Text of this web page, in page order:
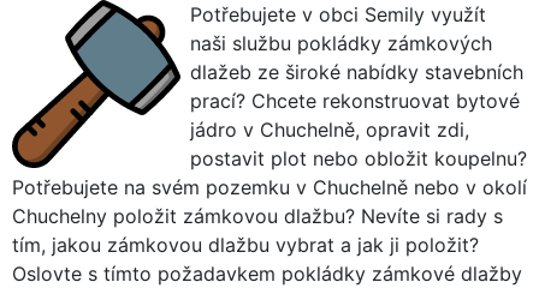
Potřebujete v obci Semily využít
naši službu pokládky zámkových
dlažeb ze široké nabídky stavebních
prací? Chcete rekonstruovat bytové
jádro v Chuchelně, opravit zdi,
postavit plot nebo obložit koupelnu?
Potřebujete na svém pozemku v Chuchelně nebo v okolí
Chuchelny položit zámkovou dlažbu? Nevíte si rady s
tím, jakou zámkovou dlažbu vybrat a jak ji položit?
Oslovte s tímto požadavkem pokládky zámkové dlažby